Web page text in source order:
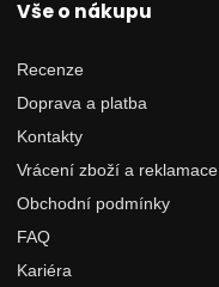
Vše o nákupu
Recenze
Doprava a platba
Kontakty
Vrácení zboží a reklamace
Obchodní podmínky
FAQ
Kariéra